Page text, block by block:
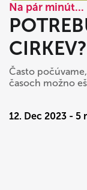
Na pár minút...
Často
časoch možno
12. Dec 2023 - 5